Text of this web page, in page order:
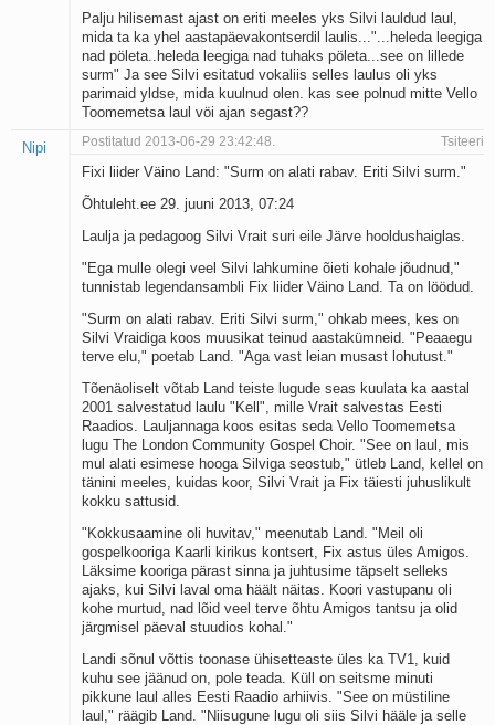
Palju hilisemast ajast on eriti meeles yks Silvi lauldud laul,
mida ta ka yhel aastapäevakontserdil laulis..."...heleda leegiga
nad pöleta..heleda leegiga nad tuhaks pöleta...see on lillede
surm" Ja see Silvi esitatud vokaliis selles laulus oli yks
parimaid yldse, mida kuulnud olen. kas see polnud mitte Vello
Toomemetsa laul vöi ajan segast??
Nipi Postitatud 2013-06-29 23:42:48. Tsiteeri
Fixi liider Väino Land: "Surm on alati rabav. Eriti Silvi surm."
Õhtuleht.ee 29. juuni 2013, 07:24
Laulja ja pedagoog Silvi Vrait suri eile Järve hooldushaiglas.
"Ega mulle olegi veel Silvi lahkumine õieti kohale jõudnud,"
tunnistab legendansambli Fix liider Väino Land. Ta on löödud.
"Surm on alati rabav. Eriti Silvi surm," ohkab mees, kes on
Silvi Vraidiga koos muusikat teinud aastakümneid. "Peaaegu
terve elu," poetab Land. "Aga vast leian musast lohutust."
Tõenäoliselt võtab Land teiste lugude seas kuulata ka aastal
2001 salvestatud laulu "Kell", mille Vrait salvestas Eesti
Raadios. Lauljannaga koos esitas seda Vello Toomemetsa
lugu The London Community Gospel Choir. "See on laul, mis
mul alati esimese hooga Silviga seostub," ütleb Land, kellel on
tänini meeles, kuidas koor, Silvi Vrait ja Fix täiesti juhuslikult
kokku sattusid.
"Kokkusaamine oli huvitav," meenutab Land. "Meil oli
gospelkooriga Kaarli kirikus kontsert, Fix astus üles Amigos.
Läksime kooriga pärast sinna ja juhtusime täpselt selleks
ajaks, kui Silvi laval oma häält näitas. Koori vastupanu oli
kohe murtud, nad lõid veel terve õhtu Amigos tantsu ja olid
järgmisel päeval stuudios kohal."
Landi sõnul võttis toonase ühisetteaste üles ka TV1, kuid
kuhu see jäänud on, pole teada. Küll on seitsme minuti
pikkune laul alles Eesti Raadio arhiivis. "See on müstiline
laul," räägib Land. "Niisugune lugu oli siis Silvi hääle ja selle